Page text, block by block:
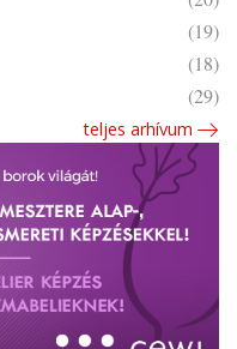
(19)
(18)
(29)
teljes arhívum